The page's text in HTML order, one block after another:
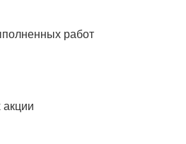
работ